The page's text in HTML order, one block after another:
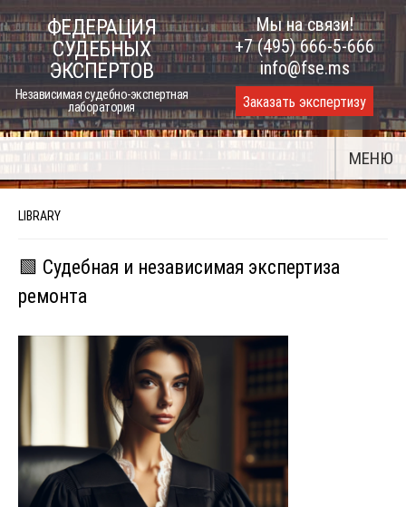
Skip
to
content
ФЕДЕРАЦИЯ
СУДЕБНЫХ
ЭКСПЕРТОВ
Независимая судебно-экспертная
лаборатория
Мы на связи!
+7 (495) 666-5-666
info@fse.ms
Заказать экспертизу
МЕНЮ
LIBRARY
🟩 Судебная и независимая экспертиза
ремонта